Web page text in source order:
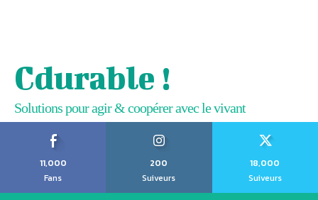
Cdurable !
Solutions pour agir & coopérer avec le vivant
11,000
Fans
200
Suiveurs
18,000
Suiveurs